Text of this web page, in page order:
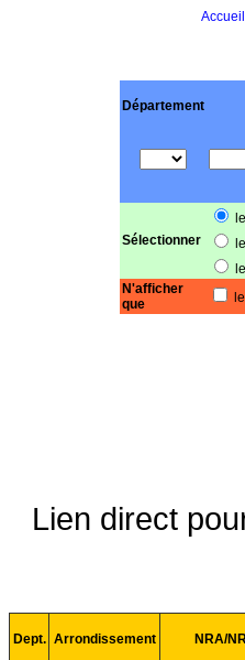
Accueil
Département
Sélectionner
N'afficher
que
Lien direct
Dept. Arrondissement NRA/